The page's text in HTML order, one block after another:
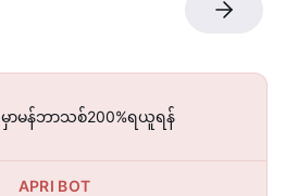
မှာမန်ဘာသစ်200%ရယူရန်
APRI BOT